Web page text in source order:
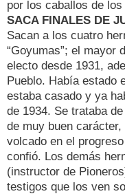
por los caballos de
SACA FINALES DE
Sacan a los cuatro
“Goyumas”; el mayor
electo desde 1931,
Pueblo. Había estado
estaba casado y ya
de 1934. Se trataba
de muy buen
volcado en el
confió. Los demás
(instructor de
testigos que los ven